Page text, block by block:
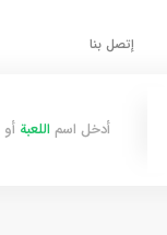
إتصل بنا
أدخل اسم اللعبة أو